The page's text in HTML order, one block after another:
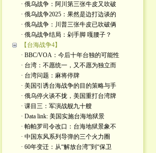
· 俄乌战争：阿川第三张牛皮又吹破
· 俄乌战争2025：果然是边打边谈的
· 俄乌战争：川普三张牛皮已吹破俩
· 俄乌战争结局：剁手脚 嘎腰子？
【台海战争4】
· BBC/VOA：今后十年台独的可能性
· 台湾：不愿统一，又不愿为独立而
· 台湾问题：麻将停牌
· 美国引诱台海战争的目的策略与手
· 俄乌停火谈不拢，美国重打台湾牌
· 课目三：军演战舰九十艘
· Data link: 美国实施台海地狱景
· 帕帕罗司令改口：台海地狱景象不
· 中国东风系列导弹的三个火力圈
· 60年变迁：从“解放台湾”到“保卫